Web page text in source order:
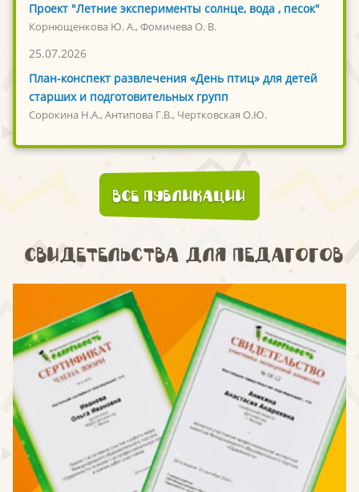
Проект "Летние эксперименты солнце, вода , песок"
Корнющенкова Ю. А., Фомичева О. В.
25.07.2026
План-конспект развлечения «День птиц» для детей
старших и подготовительных групп
Сорокина Н.А., Антипова Г.В., Чертковская О.Ю.
Все публикации
Свидетельства для педагогов